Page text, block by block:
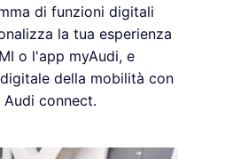
di funzioni digitali
la tua esperienza
o l'app myAudi, e
della mobilità con
connect.